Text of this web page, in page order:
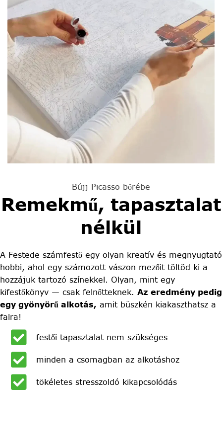
Bújj Picasso bőrébe
Remekmű, tapasztalat
nélkül
A Festede számfestő egy olyan kreatív és megnyugtató
hobbi, ahol egy számozott vászon mezőit töltöd ki a
hozzájuk tartozó színekkel. Olyan, mint egy
kifestőkönyv — csak felnőtteknek. Az eredmény pedig
egy gyönyörű alkotás, amit büszkén kiakaszthatsz a
falra!
festői tapasztalat nem szükséges
minden a csomagban az alkotáshoz
tökéletes stresszoldó kikapcsolódás